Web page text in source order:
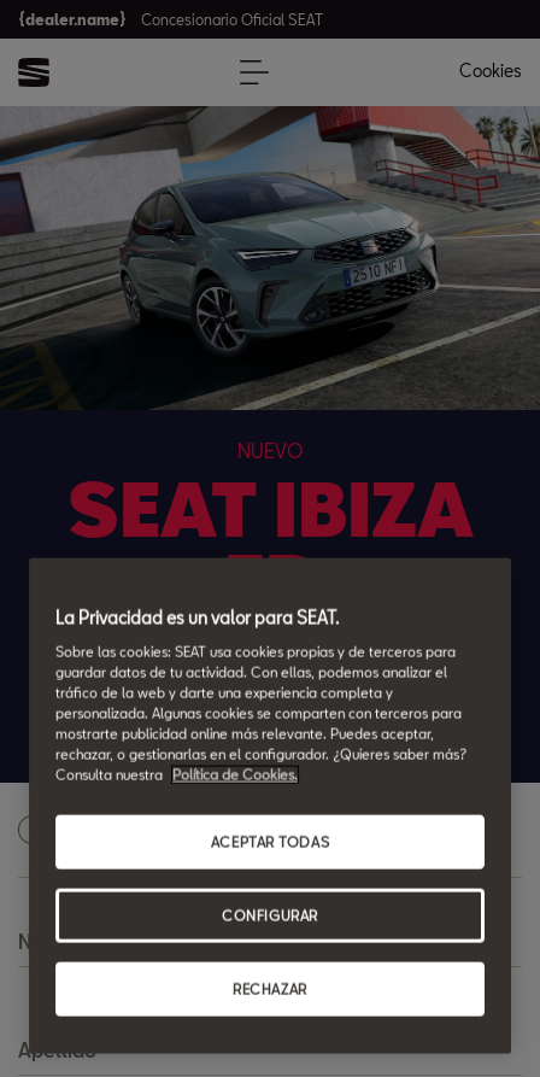
{dealer.name} Concesionario Oficial SEAT
Cookies
NUEVO
SEAT IBIZA
FR
Por 245€/mes*
48 cuotas. SIN ENTRADA
Valor mínimo garantizado 15.503,46€
Solicita una oferta personalizada
Nombre*
Apellido*
La Privacidad es un valor para SEAT.
Sobre las cookies: SEAT usa cookies propias y de terceros para
guardar datos de tu actividad. Con ellas, podemos analizar el
tráfico de la web y darte una experiencia completa y
personalizada. Algunas cookies se comparten con terceros para
mostrarte publicidad online más relevante. Puedes aceptar,
rechazar, o gestionarlas en el configurador. ¿Quieres saber más?
Consulta nuestra
Política de Cookies.
RECHAZAR
ACEPTAR TODAS
CONFIGURAR